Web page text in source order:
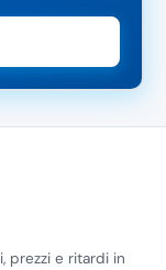
prezzi e ritardi in